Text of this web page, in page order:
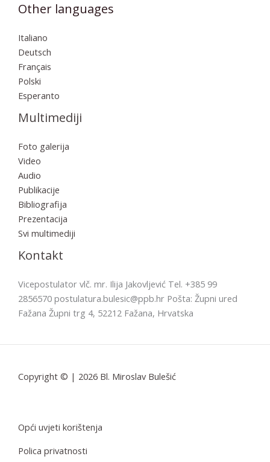
Other languages
Italiano
Deutsch
Français
Polski
Esperanto
Multimediji
Foto galerija
Video
Audio
Publikacije
Bibliografija
Prezentacija
Svi multimediji
Kontakt
Vicepostulator vlč. mr. Ilija Jakovljević Tel. +385 99
2856570 postulatura.bulesic@ppb.hr Pošta: Župni ured
Fažana Župni trg 4, 52212 Fažana, Hrvatska
Copyright © | 2026 Bl. Miroslav Bulešić
Opći uvjeti korištenja
Polica privatnosti